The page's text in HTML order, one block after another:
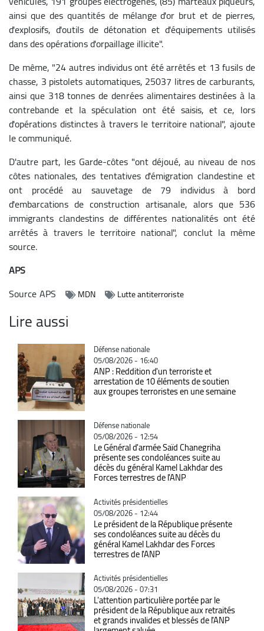
ainsi que des quantités de mélange d'or brut et de pierres,
d'explosifs, d'outils de détonation et d'équipements utilisés
dans des opérations d'orpaillage illicite".
De même, "24 autres individus ont été arrêtés et 13 fusils de
chasse, 3 pistolets automatiques, 25037 litres de carburants,
ainsi que 318 tonnes de denrées alimentaires destinées à la
contrebande et la spéculation ont été saisis, et ce, lors
d'opérations distinctes à travers le territoire national", ajoute
le communiqué.
D'autre part, les Garde-côtes "ont déjoué, au niveau de nos
côtes nationales, des tentatives d'émigration clandestine et
ont procédé au sauvetage de 79 individus à bord
d'embarcations de construction artisanale, alors que 536
immigrants clandestins de différentes nationalités ont été
arrêtés à travers le territoire national", conclut la même
source.
APS
SourceAPS MDN Lutte antiterroriste
Lire aussi
Catégorie
Défense nationale
05/08/2026 - 16:40
ANP : Reddition d'un terroriste et
arrestation de 10 éléments de soutien
aux groupes terroristes en une semaine
Catégorie
Défense nationale
05/08/2026 - 12:54
Le Général d'armée Saïd Chanegriha
présente ses condoléances suite au
décès du général Kamel Lakhdar des
Forces terrestres de l'ANP
Catégorie
Activités présidentielles
05/08/2026 - 12:44
Le président de la République présente
ses condoléances suite au décès du
général Kamel Lakhdar des Forces
terrestres de l'ANP
Catégorie
Activités présidentielles
05/08/2026 - 07:31
L'attention particulière portée par le
président de la République aux retraités
et grands invalides et blessés de l'ANP